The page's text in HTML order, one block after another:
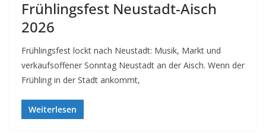
Frühlingsfest Neustadt-Aisch
2026
Frühlingsfest lockt nach Neustadt: Musik, Markt und
verkaufsoffener Sonntag Neustadt an der Aisch. Wenn der
Frühling in der Stadt ankommt,
Weiterlesen